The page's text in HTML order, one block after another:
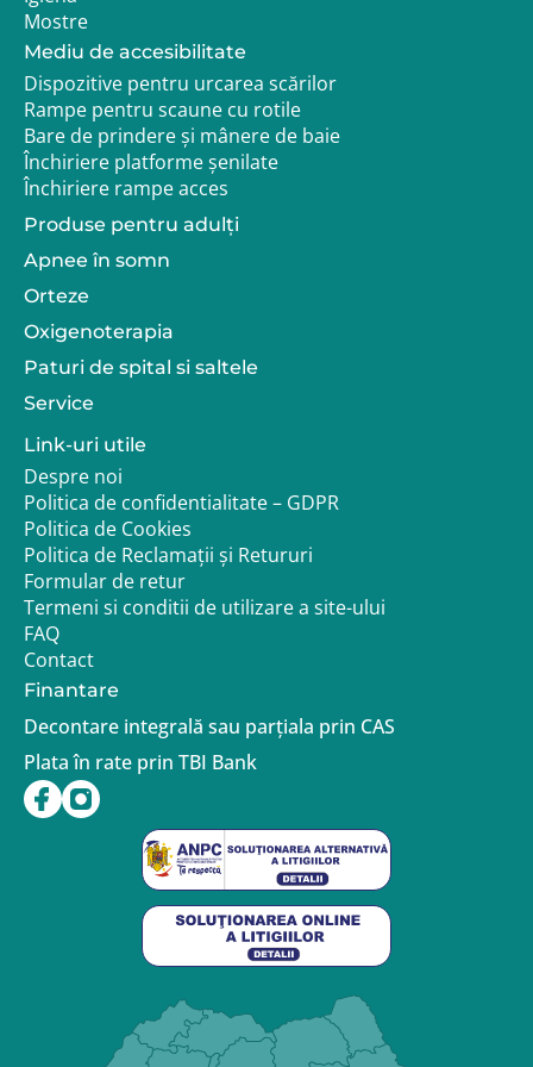
Recomandare Adapt.ro
Pentru configurarea corecta a scaunului auto,
alegerea unei baze rotative poate face o diferenta
majora in utilizare. Un reprezentant Adapt.ro te poate
ajuta sa alegi varianta potrivita.
Mostre
Mediu de accesibilitate
Dispozitive pentru urcarea scărilor
Rampe pentru scaune cu rotile
Bare de prindere și mânere de baie
Închiriere platforme șenilate
Închiriere rampe acces
Produse pentru adulţi
Apnee în somn
Orteze
Oxigenoterapia
Paturi de spital si saltele
Service
Link-uri utile
Despre noi
Politica de confidentialitate – GDPR
Politica de Cookies
Politica de Reclamații și Retururi
Formular de retur
Termeni si conditii de utilizare a site-ului
FAQ
Contact
Finantare
Decontare integrală sau parțiala prin CAS
Plata în rate prin TBI Bank